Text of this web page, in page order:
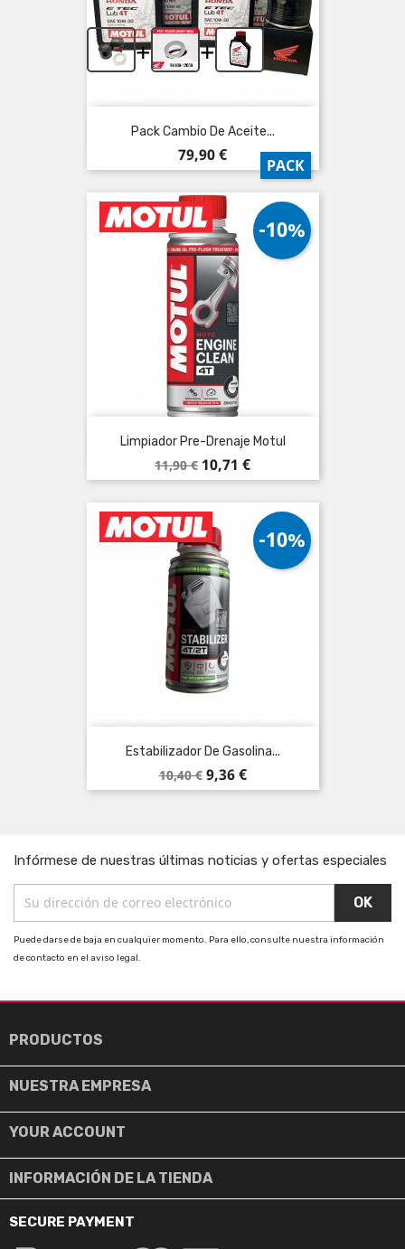
+ +
Pack Cambio De Aceite...
Precio
79,90 €
PACK
Limpiador Pre-Drenaje Motul
Precio
base
11,90 €
-10%
Precio
10,71 €
Estabilizador De Gasolina...
Precio
base
10,40 €
-10%
Precio
9,36 €
Infórmese de nuestras últimas noticias y ofertas especiales
Puede darse de baja en cualquier momento. Para ello, consulte nuestra información
de contacto en el aviso legal.
PRODUCTOS
NUESTRA EMPRESA
YOUR ACCOUNT
INFORMACIÓN DE LA TIENDA
SECURE PAYMENT